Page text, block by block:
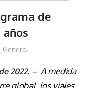
de
General
2022. – A medida
global, los viajes